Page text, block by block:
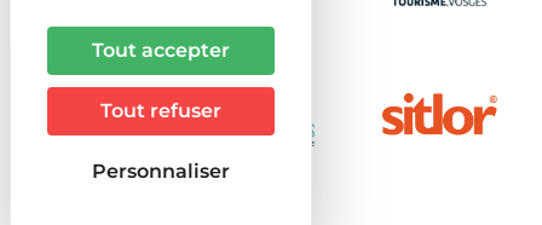
Tout accepter
Tout refuser
Personnaliser